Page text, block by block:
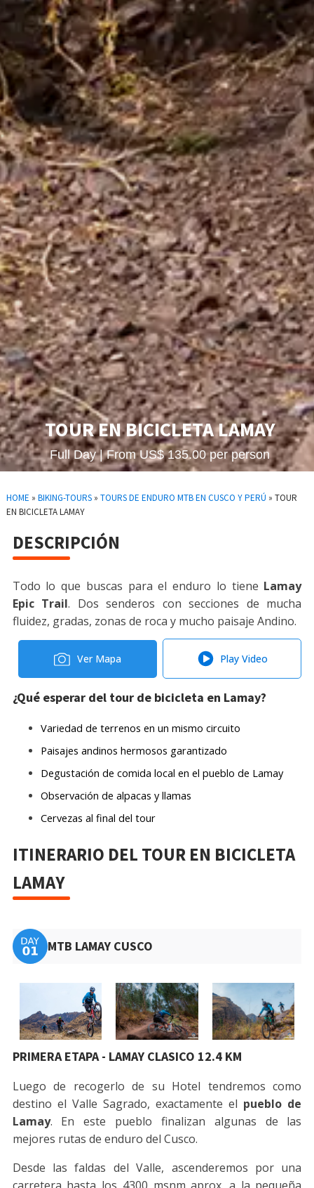
TOUR EN BICICLETA LAMAY
Full Day | From US$ 135.00 per person
HOME » BIKING-TOURS» TOURS DE ENDURO MTB EN CUSCO Y PERÚ » TOUR
EN BICICLETA LAMAY
DESCRIPCIÓN
Todo lo que buscas para el enduro lo tiene Lamay
Epic Trail. Dos senderos con secciones de mucha
fluidez, gradas, zonas de roca y mucho paisaje Andino.
Ver Mapa Play Video
¿Qué esperar del tour de bicicleta en Lamay?
Variedad de terrenos en un mismo circuito
Paisajes andinos hermosos garantizado
Degustación de comida local en el pueblo de Lamay
Observación de alpacas y llamas
Cervezas al final del tour
ITINERARIO DEL TOUR EN BICICLETA
LAMAY
MTB LAMAY CUSCO
PRIMERA ETAPA - LAMAY CLASICO 12.4 KM
Luego de recogerlo de su Hotel tendremos como
destino el Valle Sagrado, exactamente el pueblo de
Lamay. En este pueblo finalizan algunas de las
mejores rutas de enduro del Cusco.
Desde las faldas del Valle, ascenderemos por una
carretera hasta los 4300 msnm aprox. a la pequeña